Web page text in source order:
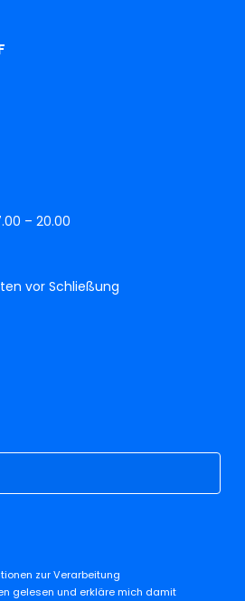
– 20.00
vor Schließung
zur Verarbeitung
gelesen und erkläre mich damit